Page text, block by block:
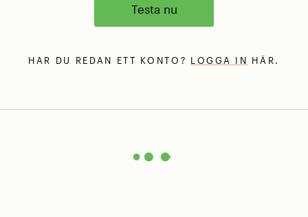
Testa nu
HAR DU REDAN ETT KONTO? LOGGA IN HÄR.